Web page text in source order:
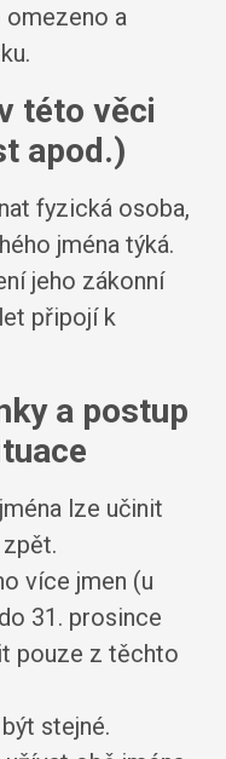
omezeno a
této věci
apod.)
fyzická osoba,
jména týká.
jeho zákonní
připojí k
a postup
lze učinit
více jmen (u
31. prosince
pouze z těchto
stejné.